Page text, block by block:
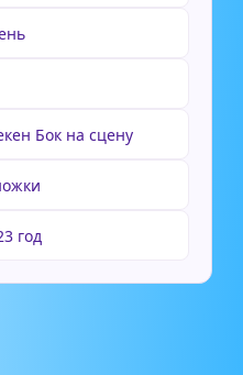
Бок на сцену
год